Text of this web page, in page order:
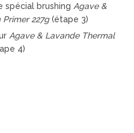
spécial brushing Agave &
Primer 227g(étape 3)
Agave & Lavande Thermal
4)